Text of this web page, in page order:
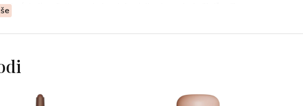
hoćete li nanijeti samo jedan sloj za isticanje pogleda, ili više njih za
mačje oči.
trepavice: Odlično razdvaja trepavice, sprječavajući sljepljivanje.
Ne razmazuje se i ne mrvi, osiguravajući besprijekoran izgled tijekom